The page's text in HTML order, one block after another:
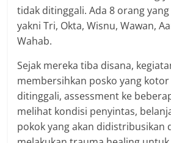
tidak ditinggali. Ada 8 orang
yakni Tri, Okta, Wisnu, Wawan,
Wahab.
Sejak mereka tiba disana,
membersihkan posko yang
ditinggali, assessment ke
melihat kondisi penyintas,
pokok yang akan didistribusikan